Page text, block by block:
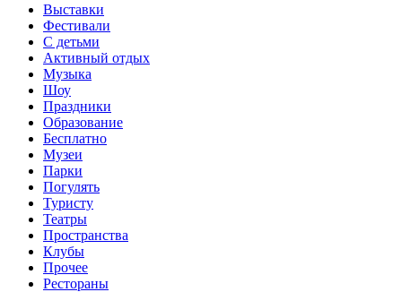
Выставки
Фестивали
С детьми
Активный отдых
Музыка
Шоу
Праздники
Образование
Бесплатно
Музеи
Парки
Погулять
Туристу
Театры
Пространства
Клубы
Прочее
Рестораны